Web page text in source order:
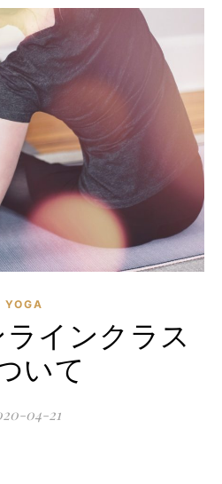
YOGA
インクラス
いて
04-21